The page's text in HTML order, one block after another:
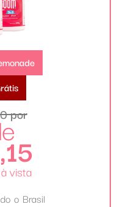
por
à vista
o Brasil